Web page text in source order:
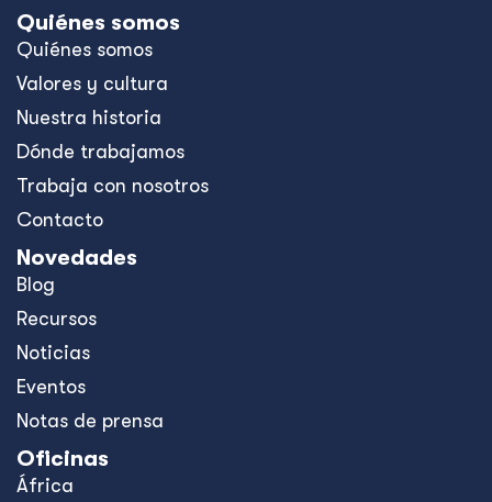
Quiénes somos
Quiénes somos
Valores y cultura
Nuestra historia
Dónde trabajamos
Trabaja con nosotros
Contacto
Novedades
Blog
Recursos
Noticias
Eventos
Notas de prensa
Oficinas
África